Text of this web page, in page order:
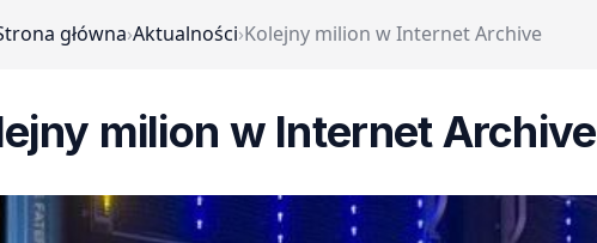
główna›Aktualności›Kolejny milion w Internet Archive
milion w Internet Archive